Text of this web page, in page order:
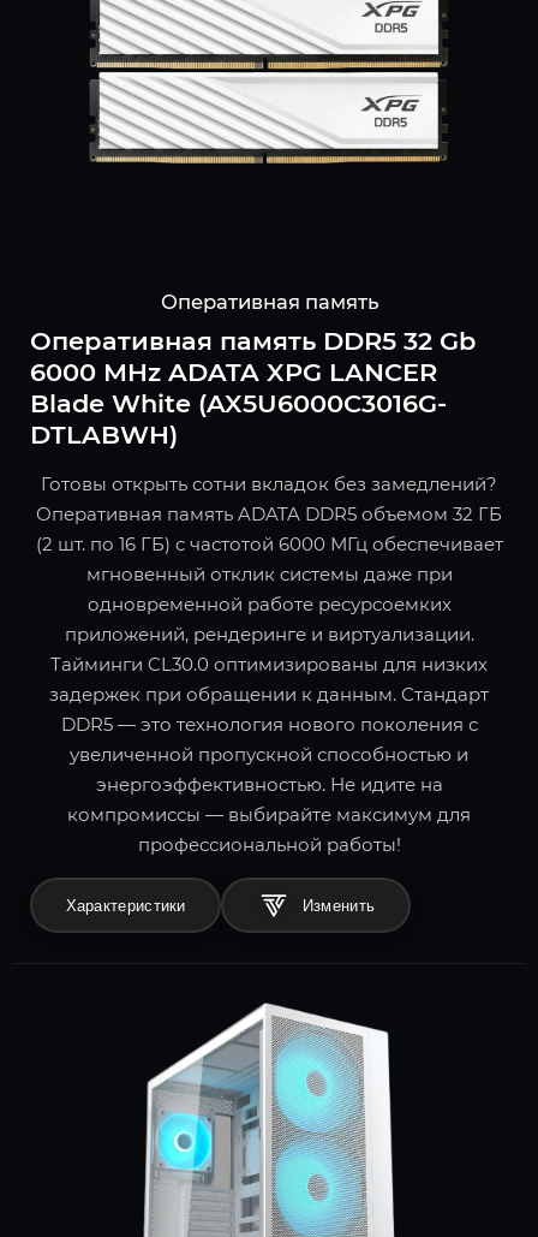
Оперативная память
Оперативная память DDR5 32 Gb
6000 MHz ADATA XPG LANCER
Blade White (AX5U6000C3016G-
DTLABWH)
Готовы открыть сотни вкладок без замедлений?
Оперативная память ADATA DDR5 объемом 32 ГБ
(2 шт. по 16 ГБ) с частотой 6000 МГц обеспечивает
мгновенный отклик системы даже при
одновременной работе ресурсоемких
приложений, рендеринге и виртуализации.
Тайминги CL30.0 оптимизированы для низких
задержек при обращении к данным. Стандарт
DDR5 — это технология нового поколения с
увеличенной пропускной способностью и
энергоэффективностью. Не идите на
компромиссы — выбирайте максимум для
профессиональной работы!
Характеристики